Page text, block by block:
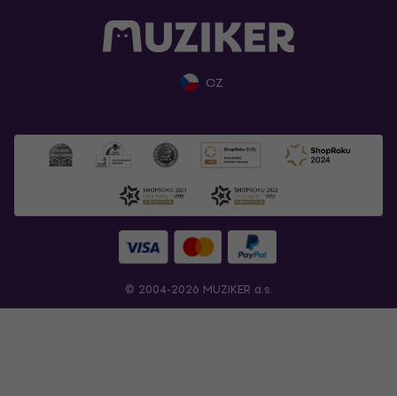
CZ
© 2004-2026 MUZIKER a.s.